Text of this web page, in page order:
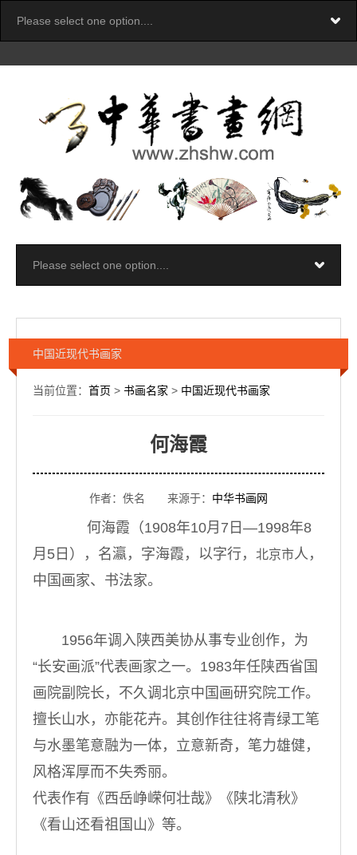
中国近现代书画家
当前位置： 首页 > 书画名家 > 中国近现代书画家
何海霞
作者：佚名 来源于： 中华书画网
何海霞（1908年10月7日—1998年8
月5日 ），名瀛，字海霞，以字行， 北京市人，
中国画家、书法家。
1956年调入陕西美协从事专业创作，为
“长安画派”代表画家之一。1983年任陕西省国
画院副院长，不久调北京中国画研究院工作。
擅长山水，亦能花卉。其创作往往将青绿工笔
与水墨笔意融为一体，立意新奇，笔力雄健，
风格浑厚而不失秀丽。
代表作有《西岳峥嵘何壮哉》《陕北清秋》
《看山还看祖国山》等。